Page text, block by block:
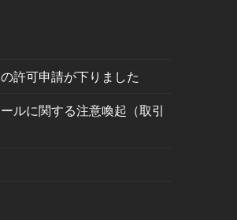
許可申請が下りました
ルに関する注意喚起（取引